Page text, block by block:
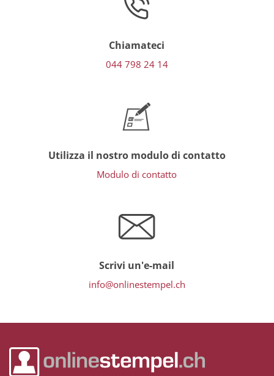
Chiamateci
044 798 24 14
Utilizza il nostro modulo di contatto
Modulo di contatto
Scrivi un'e-mail
info@onlinestempel.ch